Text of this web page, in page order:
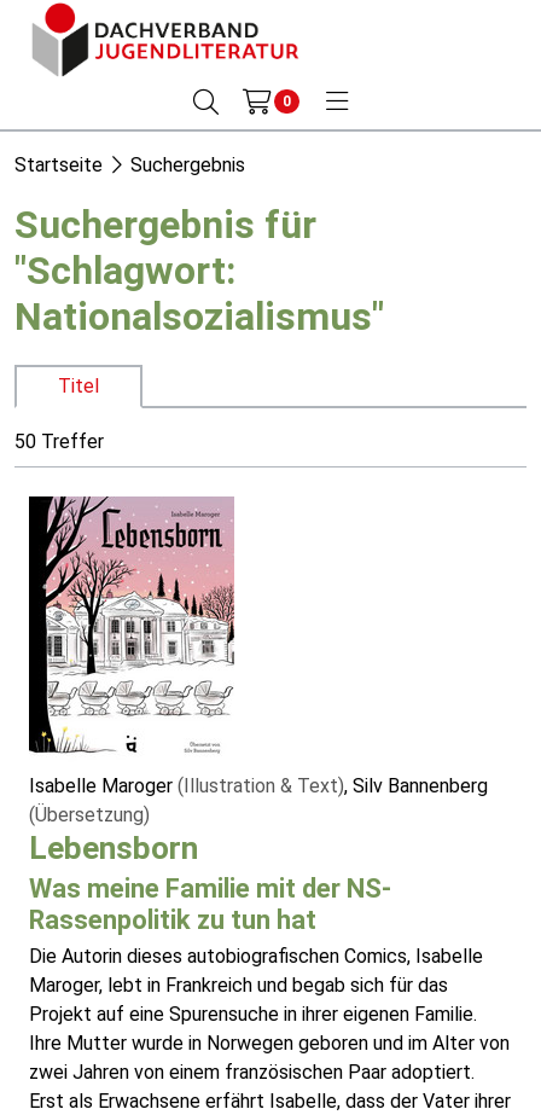
0
Startseite Suchergebnis
Suchergebnis für
"Schlagwort:
Nationalsozialismus"
Titel
50 Treffer
Isabelle Maroger (Illustration & Text), Silv Bannenberg
(Übersetzung)
Lebensborn
Was meine Familie mit der NS-
Rassenpolitik zu tun hat
Die Autorin dieses autobiografischen Comics, Isabelle
Maroger, lebt in Frankreich und begab sich für das
Projekt auf eine Spurensuche in ihrer eigenen Familie.
Ihre Mutter wurde in Norwegen geboren und im Alter von
zwei Jahren von einem französischen Paar adoptiert.
Erst als Erwachsene erfährt Isabelle, dass der Vater ihrer